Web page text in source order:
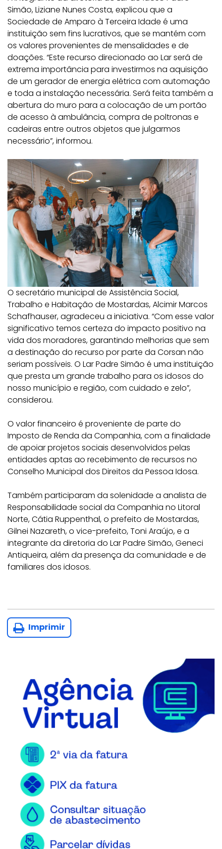
Simão, Liziane Nunes Costa, explicou que a
Sociedade de Amparo à Terceira Idade é uma
instituição sem fins lucrativos, que se mantém com
os valores provenientes de mensalidades e de
doações. “Este recurso direcionado ao Lar será de
extrema importância para investirmos na aquisição
de um gerador de energia elétrica com automação
e toda a instalação necessária. Será feita também a
abertura do muro para a colocação de um portão
de acesso à ambulância, compra de poltronas e
cadeiras entre outros objetos que julgarmos
necessário”, informou.
O secretário municipal de Assistência Social,
Trabalho e Habitação de Mostardas, Alcimir Marcos
Schafhauser, agradeceu a iniciativa. “Com esse valor
significativo temos certeza do impacto positivo na
vida dos moradores, garantindo melhorias que sem
a destinação do recurso por parte da Corsan não
seriam possíveis. O Lar Padre Simão é uma instituição
que presta um grande trabalho para os idosos do
nosso município e região, com cuidado e zelo”,
considerou.
O valor financeiro é proveniente de parte do
Imposto de Renda da Companhia, com a finalidade
de apoiar projetos sociais desenvolvidos pelas
entidades aptas ao recebimento de recursos no
Conselho Municipal dos Direitos da Pessoa Idosa.
Também participaram da solenidade a analista de
Responsabilidade social da Companhia no Litoral
Norte, Cátia Ruppenthal, o prefeito de Mostardas,
Gilnei Nazareth, o vice-prefeito, Toni Araújo, e a
integrante da diretoria do Lar Padre Simão, Geneci
Antiqueira, além da presença da comunidade e de
familiares dos idosos.
Imprimir